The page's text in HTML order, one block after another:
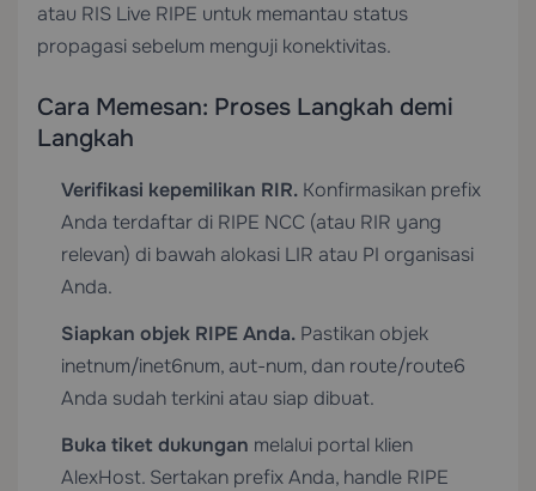
atau RIS Live RIPE untuk memantau status
propagasi sebelum menguji konektivitas.
Cara Memesan: Proses Langkah demi
Langkah
Verifikasi kepemilikan RIR. Konfirmasikan prefix
Anda terdaftar di RIPE NCC (atau RIR yang
relevan) di bawah alokasi LIR atau PI organisasi
Anda.
Siapkan objek RIPE Anda. Pastikan objek
inetnum/inet6num, aut-num, dan route/route6
Anda sudah terkini atau siap dibuat.
Buka tiket dukungan melalui portal klien
AlexHost. Sertakan prefix Anda, handle RIPE